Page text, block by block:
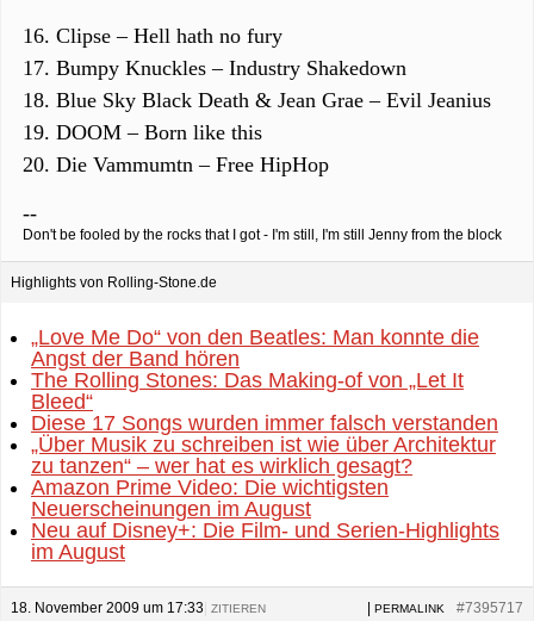
16. Clipse – Hell hath no fury
17. Bumpy Knuckles – Industry Shakedown
18. Blue Sky Black Death & Jean Grae – Evil Jeanius
19. DOOM – Born like this
20. Die Vammumtn – Free HipHop
--
Don't be fooled by the rocks that I got - I'm still, I'm still Jenny from the block
Highlights von Rolling-Stone.de
„Love Me Do“ von den Beatles: Man konnte die
Angst der Band hören
The Rolling Stones: Das Making-of von „Let It
Bleed“
Diese 17 Songs wurden immer falsch verstanden
„Über Musik zu schreiben ist wie über Architektur
zu tanzen“ – wer hat es wirklich gesagt?
Amazon Prime Video: Die wichtigsten
Neuerscheinungen im August
Neu auf Disney+: Die Film- und Serien-Highlights
im August
18. November 2009 um 17:33 #7395717
PERMALINK
ZITIEREN